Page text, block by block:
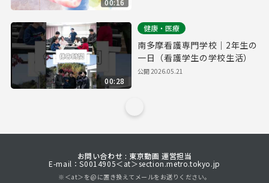
00:16
00:28
健康・医療
南多摩看護専門学校｜2年生の
一日（看護学生の学校生活）
公開2026.05.21
お問い合わせ : 東京動画 運営担当
E-mail：S0014905＜at＞section.metro.tokyo.jp
※＜at＞を@に置き換えてメールをお送りください。